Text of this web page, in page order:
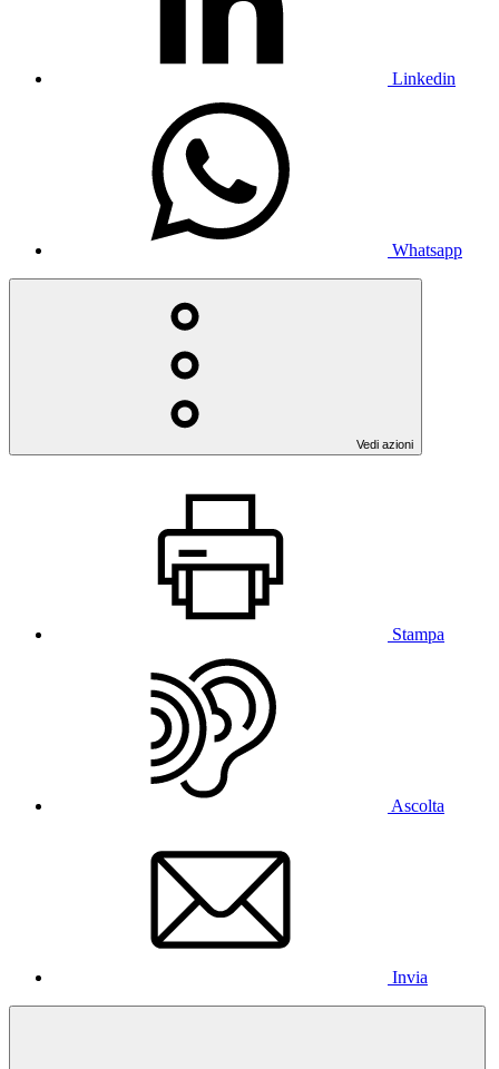
Linkedin
Whatsapp
Vedi azioni
Stampa
Ascolta
Invia